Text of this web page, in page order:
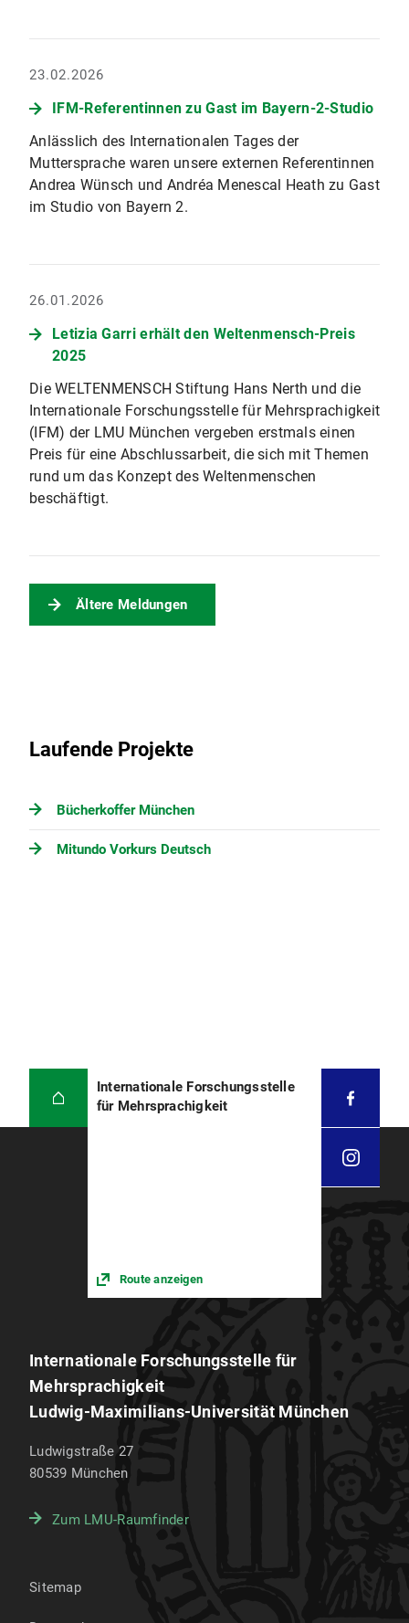
23.02.2026
IFM-Referentinnen zu Gast im Bayern-2-Studio
Anlässlich des Internationalen Tages der
Muttersprache waren unsere externen Referentinnen
Andrea Wünsch und Andréa Menescal Heath zu Gast
im Studio von Bayern 2.
26.01.2026
Letizia Garri erhält den Weltenmensch-Preis
2025
Die WELTENMENSCH Stiftung Hans Nerth und die
Internationale Forschungsstelle für Mehrsprachigkeit
(IFM) der LMU München vergeben erstmals einen
Preis für eine Abschlussarbeit, die sich mit Themen
rund um das Konzept des Weltenmenschen
beschäftigt.
Ältere Meldungen
Laufende Projekte
Bücherkoffer München
Mitundo Vorkurs Deutsch
Internationale Forschungsstelle
für Mehrsprachigkeit
Route anzeigen
Internationale Forschungsstelle für
Mehrsprachigkeit
Ludwig-Maximilians-Universität München
Ludwigstraße 27
80539 München
Zum LMU-Raumfinder
Sitemap